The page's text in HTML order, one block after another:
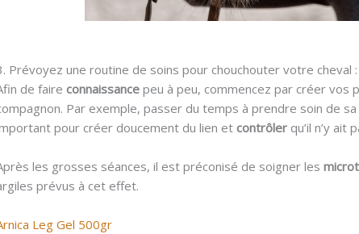
Prévoyez une routine de soins pour chouchouter votre cheval :
de faire connaissance peu à peu, commencez par créer vos
Par exemple, passer du temps à prendre soin de
pour créer doucement du lien et contrôler qu’il n’y ait
les grosses séances, il est préconisé de soigner les
prévus à cet effet.
Leg Gel 500gr